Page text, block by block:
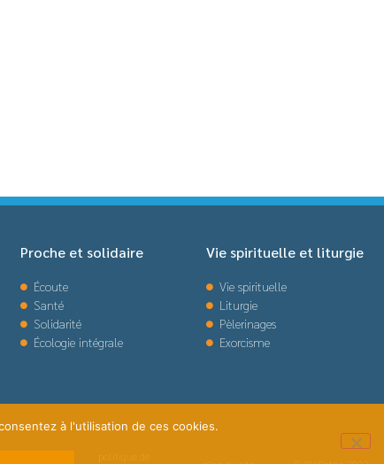
Proche et solidaire
Écoute
Santé
Solidarité
Écologie intégrale
Vie spirituelle et liturgie
Vie spirituelle
Liturgie
Pèlerinages
Exorcisme
à l'utilisation de ces cookies.